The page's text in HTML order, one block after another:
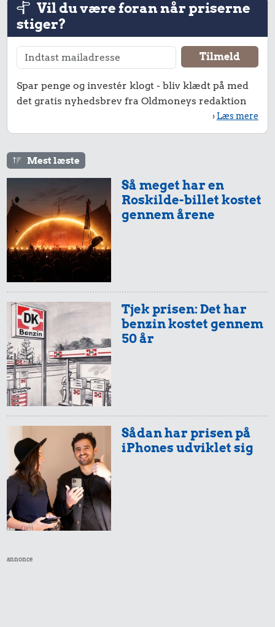
Vil du være foran når priserne
stiger?
Spar penge og investér klogt - bliv klædt på med
det gratis nyhedsbrev fra Oldmoneys redaktion
› Læs mere
Mest læste
Så meget har en
Roskilde-billet kostet
gennem årene
Tjek prisen: Det har
benzin kostet gennem
50 år
Sådan har prisen på
iPhones udviklet sig
annonce